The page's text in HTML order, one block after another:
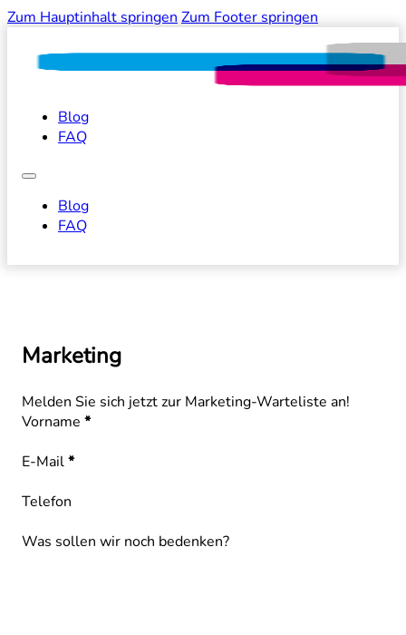
Zum Hauptinhalt springen Zum Footer springen
Blog
FAQ
Blog
FAQ
Marketing
Melden Sie sich jetzt zur Marketing-Warteliste an!
Vorname *
E-Mail*
Telefon
Was sollen wir noch bedenken?